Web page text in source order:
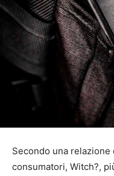
Secondo una
consumatori, Witch?,